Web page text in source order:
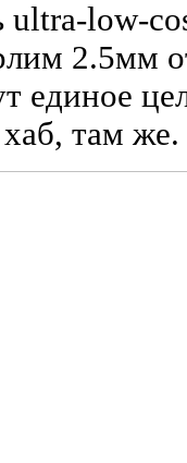
ultra-low-
2.5мм
единое
там же.